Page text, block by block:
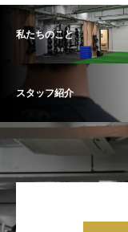
私たちのこと
スタッフ紹介